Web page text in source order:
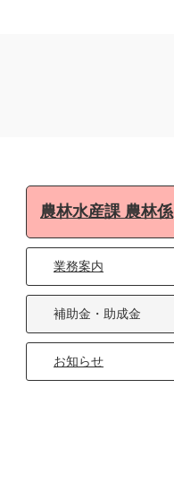
農林水産課 農林係
業務案内
補助金・助成金
お知らせ